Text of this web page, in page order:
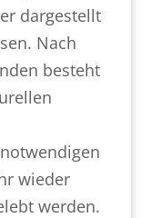
dargestellt
Nach
besteht
wieder
werden.